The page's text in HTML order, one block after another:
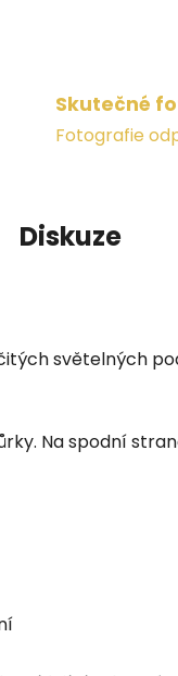
Skutečné
Fotografie
Diskuze
světelných
Na spodní